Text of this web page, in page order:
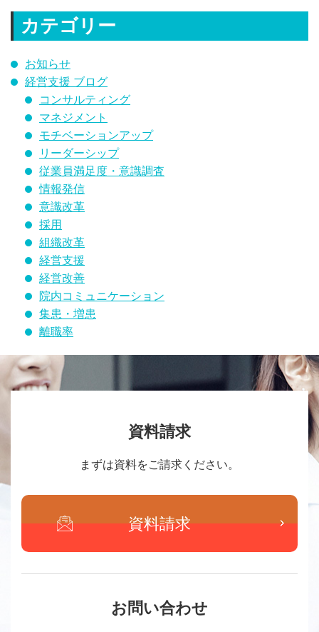
カテゴリー
お知らせ
経営支援 ブログ
コンサルティング
マネジメント
モチベーションアップ
リーダーシップ
従業員満足度・意識調査
情報発信
意識改革
採用
組織改革
経営支援
経営改善
院内コミュニケーション
集患・増患
離職率
資料請求
まずは資料をご請求ください。
資料請求
お問い合わせ